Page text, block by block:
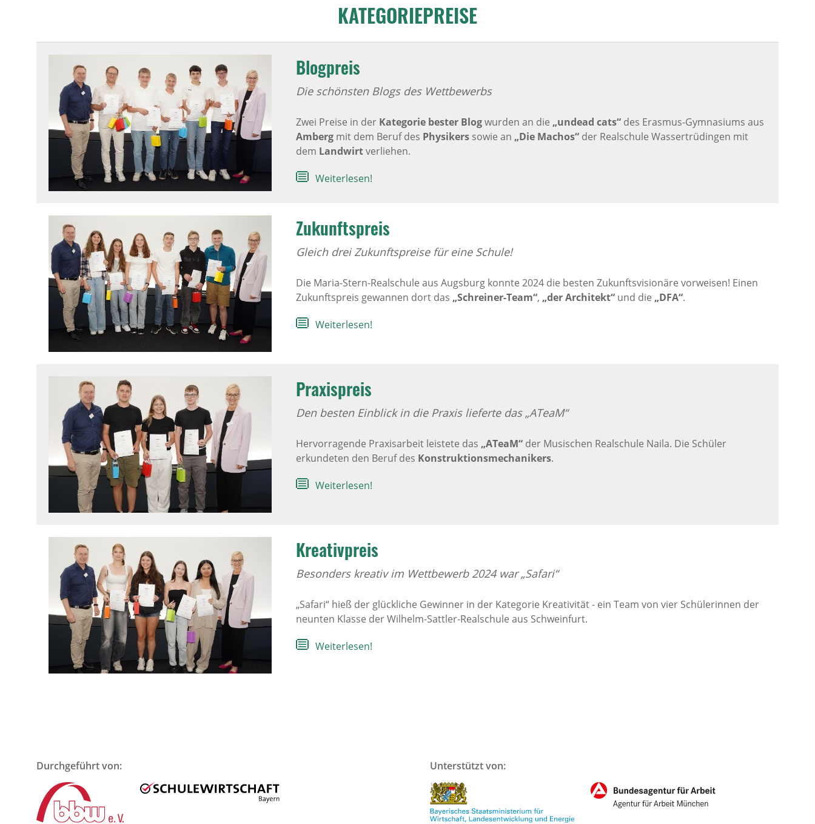
KATEGORIEPREISE
Blogpreis
Die schönsten Blogs des Wettbewerbs
Zwei Preise in der Kategorie bester Blogwurden an die „undead cats“ des Erasmus-Gymnasiums aus
Amberg mit dem Beruf des Physikers sowie an „Die Machos“ der Realschule Wassertrüdingen mit
dem Landwirtverliehen.
Weiterlesen!
Zukunftspreis
Gleich drei Zukunftspreise für eine Schule!
Die Maria-Stern-Realschule aus Augsburg konnte 2024 die besten Zukunftsvisionäre vorweisen! Einen
Zukunftspreis gewannen dort das „Schreiner-Team“, „der Architekt“ und die „DFA“.
Weiterlesen!
Praxispreis
Den besten Einblick in die Praxis lieferte das „ATeaM“
Hervorragende Praxisarbeit leistete das „ATeaM“ der Musischen Realschule Naila. Die Schüler
erkundeten den Beruf des Konstruktionsmechanikers.
Weiterlesen!
Kreativpreis
Besonders kreativ im Wettbewerb 2024 war „Safari“
„Safari“ hieß der glückliche Gewinner in der Kategorie Kreativität - ein Team von vier Schülerinnen der
neunten Klasse der Wilhelm-Sattler-Realschule aus Schweinfurt.
Weiterlesen!
Durchgeführt von: Unterstützt von: